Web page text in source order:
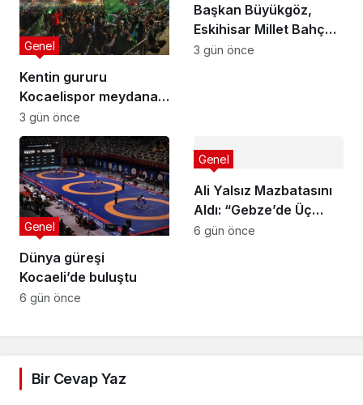
Kentin gururu
Kocaelispor meydana
iniyor
Genel
3 gün önce
Başkan Büyükgöz,
Eskihisar Millet Bahçesi
ve Botanik Parkı’nda
3 gün önce
Dünya güreşi
Kocaeli’de buluştu
Genel
6 gün önce
Ali Yalsız Mazbatasını
Aldı: “Gebze’de Üç
Hilali Daha Yukarı
Genel
6 gün önce
Bir Cevap Yaz